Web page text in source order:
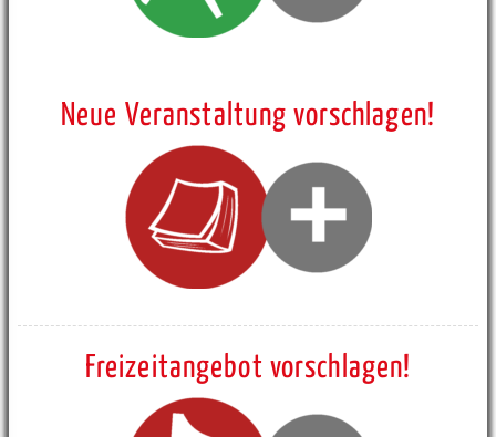
Neue Veranstaltung vorschlagen!
Freizeitangebot vorschlagen!